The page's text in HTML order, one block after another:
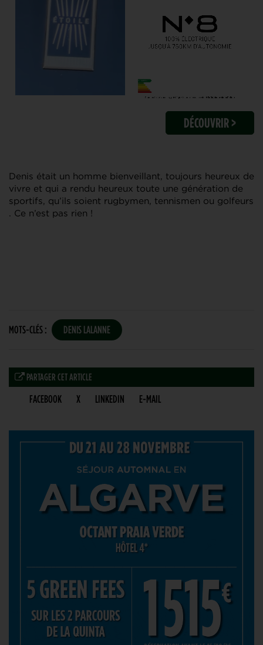
DÉCOUVRIR >
Denis était un homme bienveillant, toujours heureux de
vivre et qui a rendu heureux toute une génération de
sportifs, qu’ils soient rugbymen, tennismen ou golfeurs
. Ce n’est pas rien !
MOTS-CLÉS : DENIS LALANNE
PARTAGER CET ARTICLE
FACEBOOK X LINKEDIN E-MAIL